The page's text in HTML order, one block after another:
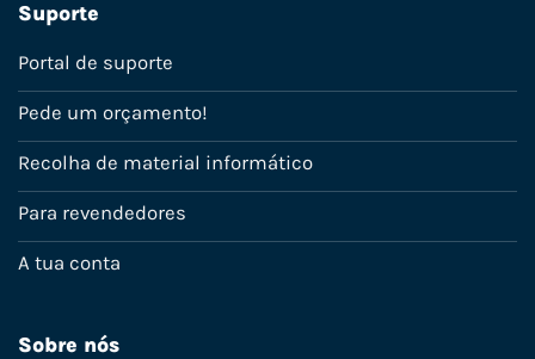
Suporte
Portal de suporte
Pede um orçamento!
Recolha de material informático
Para revendedores
A tua conta
Sobre nós